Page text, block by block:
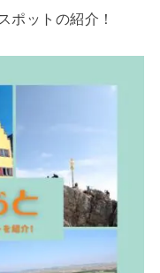
ポットの紹介！